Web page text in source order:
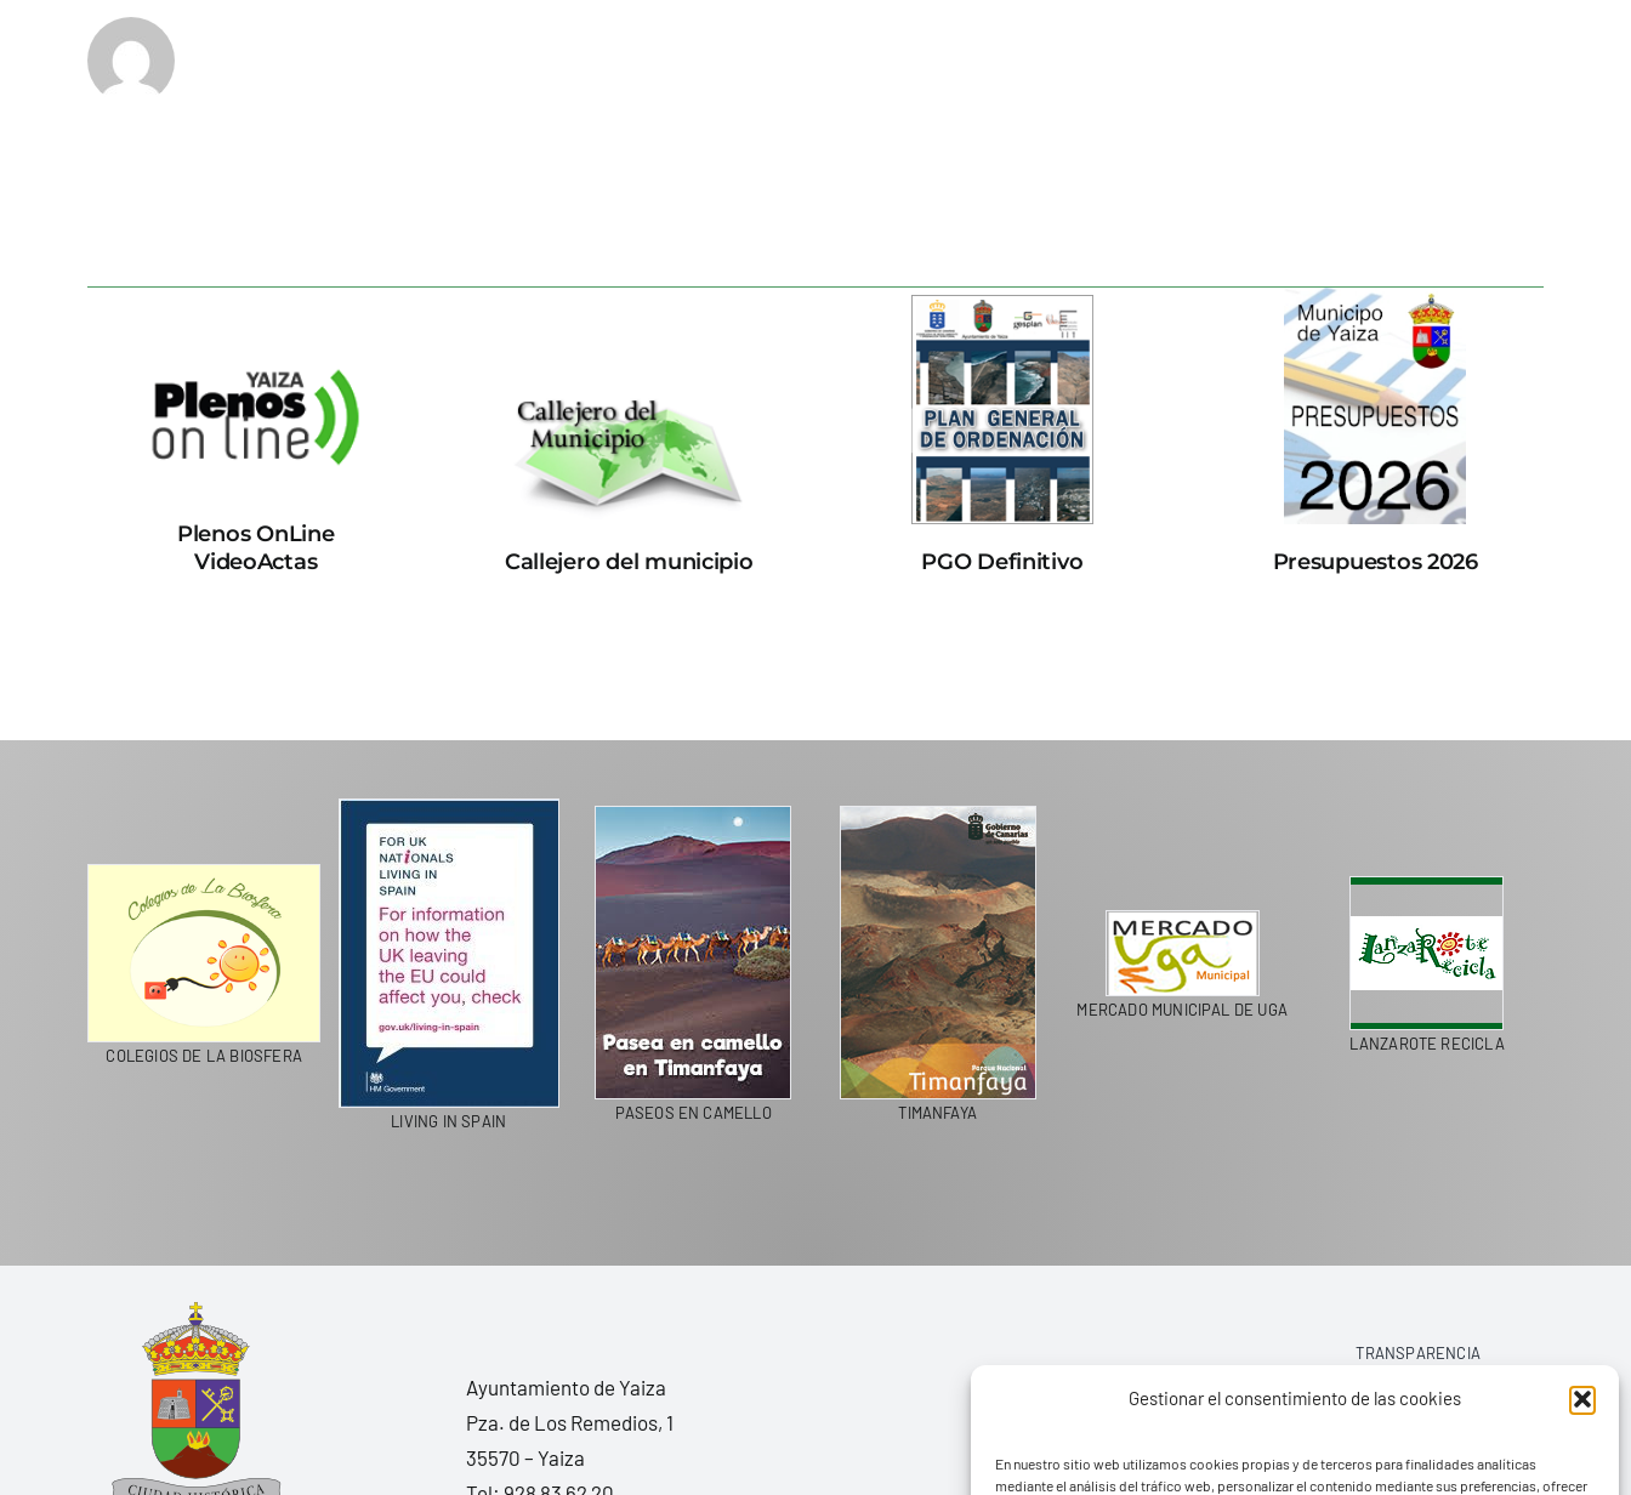
Gestionar el consentimiento de las cookies
En nuestro sitio web utilizamos cookies propias y de terceros para finalidades analíticas
mediante el análisis del tráfico web, personalizar el contenido mediante sus preferencias, ofrecer
Plenos OnLine
VideoActas
Callejero del municipio PGO Definitivo Presupuestos 2026
COLEGIOS DE LA BIOSFERA
LIVING IN SPAIN PASEOS EN CAMELLO TIMANFAYA
MERCADO MUNICIPAL DE UGA
LANZAROTE RECICLA
Ayuntamiento de Yaiza
Pza. de Los Remedios, 1
35570 – Yaiza
TRANSPARENCIA
AVISO LEGAL
POLÍTICA DE PRIVACIDAD